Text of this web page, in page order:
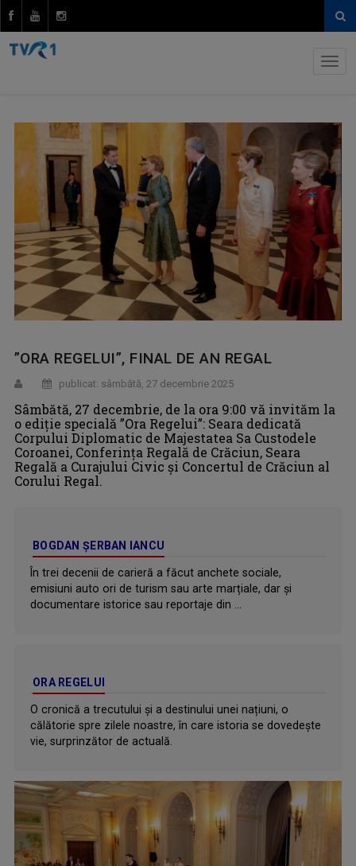
”ORA REGELUI”, FINAL DE AN REGAL
publicat: sâmbătă, 27 decembrie 2025
Sâmbătă, 27 decembrie, de la ora 9:00 vă invităm la
o ediție specială ”Ora Regelui”: Seara dedicată
Corpului Diplomatic de Majestatea Sa Custodele
Coroanei, Conferința Regală de Crăciun, Seara
Regală a Curajului Civic și Concertul de Crăciun al
Corului Regal.
BOGDAN ŞERBAN IANCU
În trei decenii de carieră a făcut anchete sociale,
emisiuni auto ori de turism sau arte marțiale, dar şi
documentare istorice sau reportaje din ...
ORA REGELUI
O cronică a trecutului și a destinului unei națiuni, o
călătorie spre zilele noastre, în care istoria se dovedește
vie, surprinzător de actuală.